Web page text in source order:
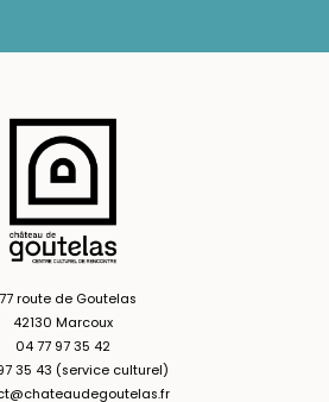
route de Goutelas
42130 Marcoux
04 77 97 35 42
35 43 (service culturel)